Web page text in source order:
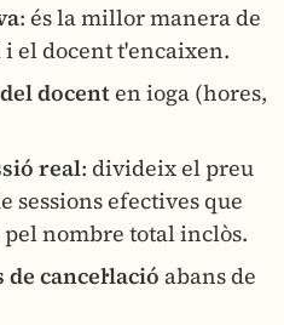
: és la millor manera de
el docent t'encaixen.
docenten ioga (hores,
real: divideix el preu
sessions efectives que
nombre total inclòs.
cancel·lació abans de